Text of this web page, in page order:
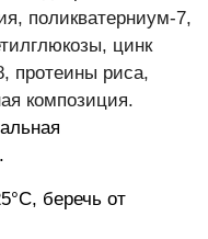
поликватерниум-7,
цинк
протеины риса,
композиция.
°C, беречь от